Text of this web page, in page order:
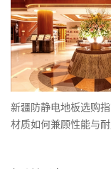
新疆防静电地板选购
材质如何兼顾性能与耐